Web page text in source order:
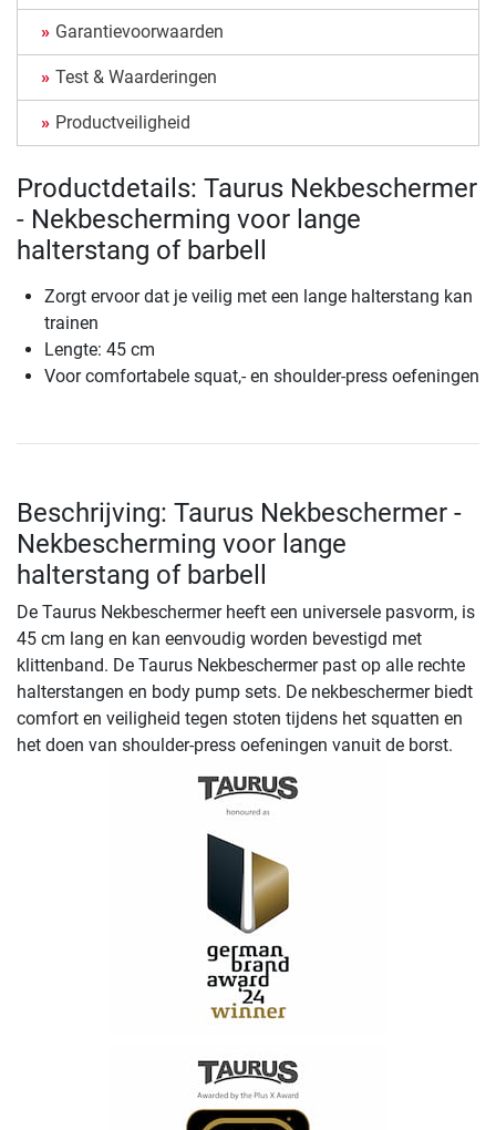
Garantievoorwaarden
Test & Waarderingen
Productveiligheid
Productdetails: Taurus Nekbeschermer
- Nekbescherming voor lange
halterstang of barbell
Zorgt ervoor dat je veilig met een lange halterstang kan
trainen
Lengte: 45 cm
Voor comfortabele squat,- en shoulder-press oefeningen
Beschrijving: Taurus Nekbeschermer -
Nekbescherming voor lange
halterstang of barbell
De Taurus Nekbeschermer heeft een universele pasvorm, is
45 cm lang en kan eenvoudig worden bevestigd met
klittenband. De Taurus Nekbeschermer past op alle rechte
halterstangen en body pump sets. De nekbeschermer biedt
comfort en veiligheid tegen stoten tijdens het squatten en
het doen van shoulder-press oefeningen vanuit de borst.